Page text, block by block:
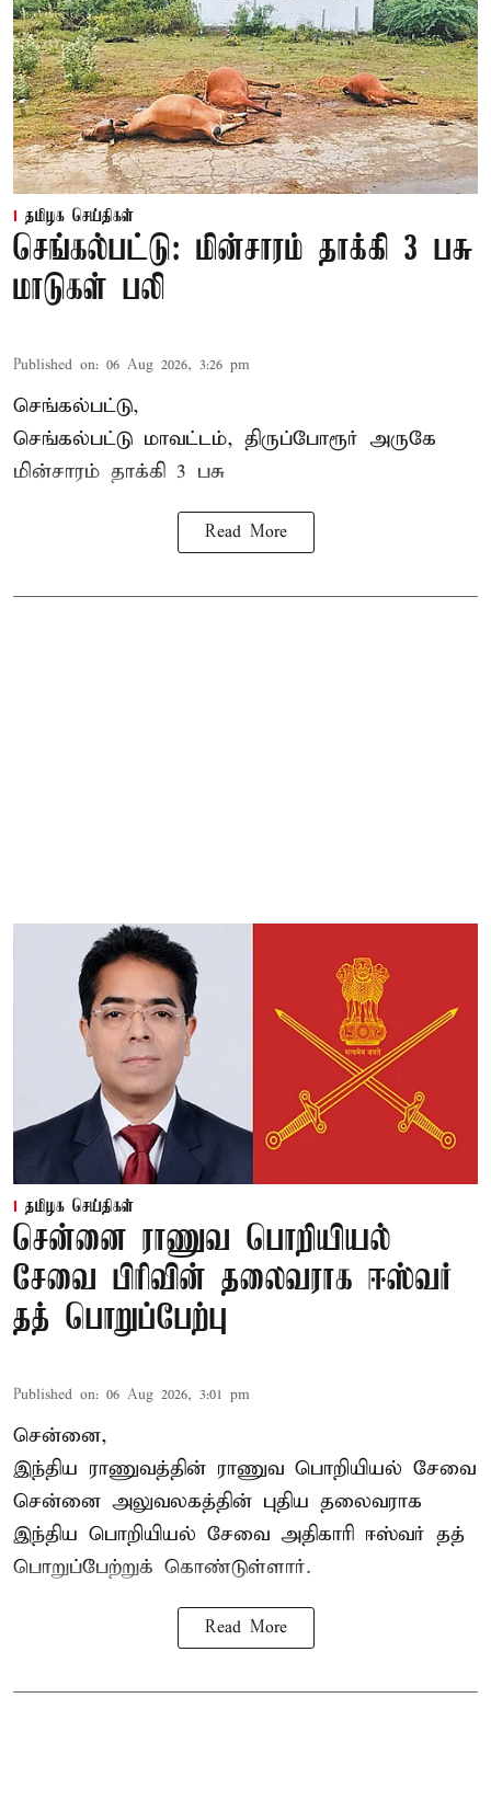
தமிழக செய்திகள்
செங்கல்பட்டு: மின்சாரம் தாக்கி 3 பசு
மாடுகள் பலி
Published on: 06 Aug 2026, 3:26 pm
செங்கல்பட்டு,
செங்கல்பட்டு மாவட்டம், திருப்போரூர் அருகே
மின்சாரம் தாக்கி 3 பசு
Read More
தமிழக செய்திகள்
சென்னை ராணுவ பொறியியல்
சேவை பிரிவின் தலைவராக ஈஸ்வர்
தத் பொறுப்பேற்பு
Published on: 06 Aug 2026, 3:01 pm
சென்னை,
இந்திய ராணுவத்தின் ராணுவ பொறியியல் சேவை
சென்னை அலுவலகத்தின் புதிய தலைவராக
இந்திய பொறியியல் சேவை அதிகாரி ஈஸ்வர் தத்
பொறுப்பேற்றுக் கொண்டுள்ளார்.
Read More